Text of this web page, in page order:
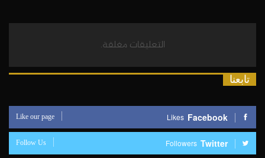
التعليقات مغلقة.
تابعنا
Facebook
Likes
Like our page
Twitter
Followers
Follow Us